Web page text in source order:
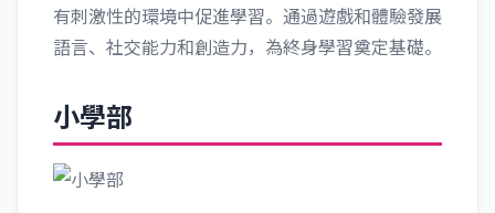
有刺激性的環境中促進學習。通過遊戲和體驗發展
語言、社交能力和創造力，為終身學習奠定基礎。
小學部